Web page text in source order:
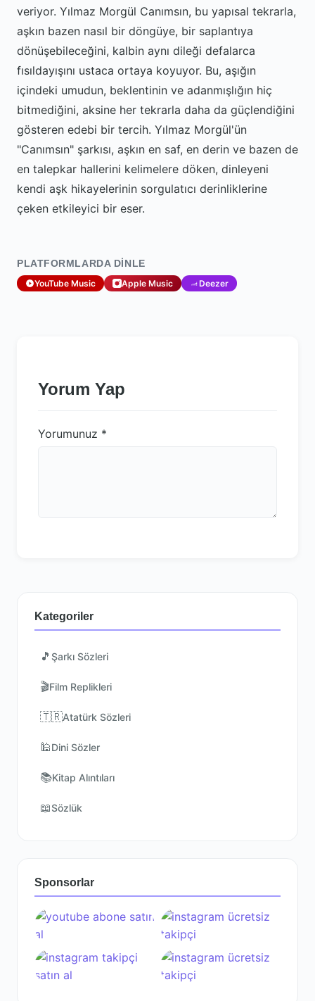
veriyor. Yılmaz Morgül Canımsın, bu yapısal tekrarla,
aşkın bazen nasıl bir döngüye, bir saplantıya
dönüşebileceğini, kalbin aynı dileği defalarca
fısıldayışını ustaca ortaya koyuyor. Bu, aşığın
içindeki umudun, beklentinin ve adanmışlığın hiç
bitmediğini, aksine her tekrarla daha da güçlendiğini
gösteren edebi bir tercih. Yılmaz Morgül'ün
"Canımsın" şarkısı, aşkın en saf, en derin ve bazen de
en talepkar hallerini kelimelere döken, dinleyeni
kendi aşk hikayelerinin sorgulatıcı derinliklerine
çeken etkileyici bir eser.
PLATFORMLARDA DINLE
YouTube Music Apple Music Deezer
Yorum Yap
Yorumunuz *
Kategoriler
🎵 Şarkı Sözleri
🎬Film Replikleri
🇹🇷Atatürk Sözleri
🕌Dini Sözler
📚Kitap Alıntıları
📖Sözlük
Sponsorlar